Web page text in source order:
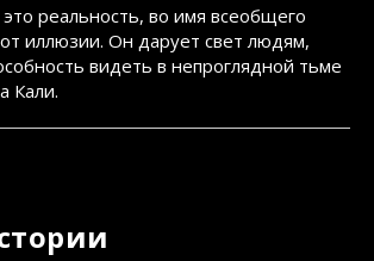
реальность, во имя всеобщего
от иллюзии. Он дарует свет людям,
видеть в непроглядной тьме
Кали.